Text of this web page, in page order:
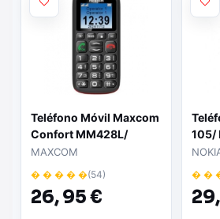
Teléfono Móvil Maxcom
Confort MM428L/
Negro
MAXCOM
� � � � �(54)
26,95 €
105/
� �
29,